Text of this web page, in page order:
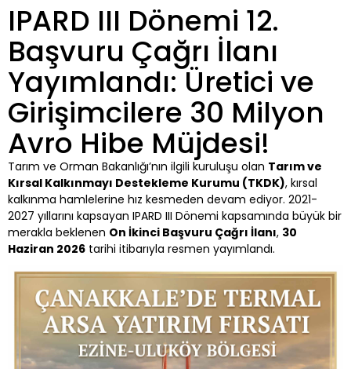
IPARD III Dönemi 12.
Başvuru Çağrı İlanı
Yayımlandı: Üretici ve
Girişimcilere 30 Milyon
Avro Hibe Müjdesi!
Tarım ve Orman Bakanlığı’nın ilgili kuruluşu olan Tarım ve
Kırsal Kalkınmayı Destekleme Kurumu (TKDK), kırsal
kalkınma hamlelerine hız kesmeden devam ediyor. 2021-
2027 yıllarını kapsayan IPARD III Dönemi kapsamında büyük bir
merakla beklenen On İkinci Başvuru Çağrı İlanı, 30
Haziran 2026 tarihi itibarıyla resmen yayımlandı.